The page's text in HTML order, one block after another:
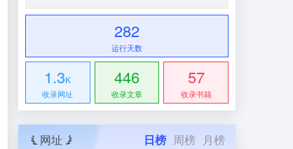
282
运行天数
1.3K
收录网址
446
收录文章
57
收录书籍
网址 日榜 周榜 月榜